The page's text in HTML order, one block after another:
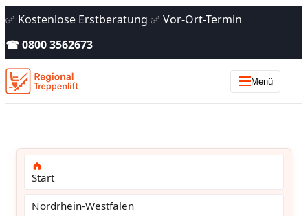
✅ Kostenlose Erstberatung ✅ Vor-Ort-Termin
☎ 0800 3562673
Menü
Start
Nordrhein-Westfalen